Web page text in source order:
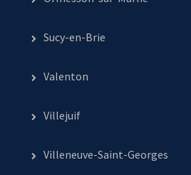
Sucy-en-Brie
Valenton
Villejuif
Villeneuve-Saint-Georges